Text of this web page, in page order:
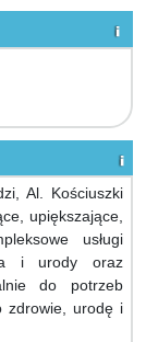
Al. Kościuszki
upiększające,
usługi
i urody oraz
do potrzeb
zdrowie, urodę i